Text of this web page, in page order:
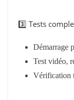
3️⃣ Tests
Démarrage
Test vidéo,
Vérification